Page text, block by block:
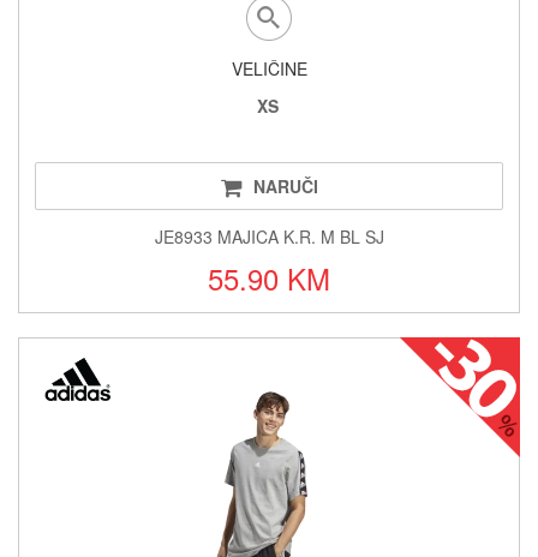
VELIČINE
XS
NARUČI
JE8933 MAJICA K.R. M BL SJ
55.90 KM